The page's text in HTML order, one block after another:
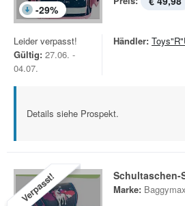
-29%
Leider verpasst!
Gültig: 27.06. -
04.07.
Händler:
Details siehe Prospekt.
Verpasst! Schultaschen-
Marke: Baggymax